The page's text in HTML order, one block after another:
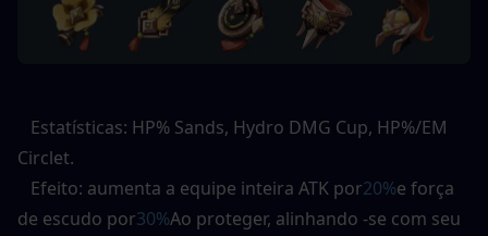
Estatísticas: HP% Sands, Hydro DMG Cup, HP%/EM
Circlet.
Efeito: aumenta a equipe inteira ATK por20%e força
de escudo por30%Ao proteger, alinhando -se com seu